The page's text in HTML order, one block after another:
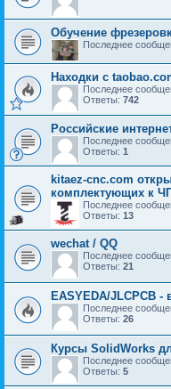
Обучение
Последнее
Находки c
Последнее
Ответы: 742
Российские
Последнее
Ответы: 1
kitaez-cnc.com
комплектующих к
Последнее
Ответы: 13
wechat / QQ
Последнее
Ответы: 21
EASYEDA/JLCPCB
Последнее
Ответы: 26
Курсы SolidWorks
Последнее
Ответы: 5